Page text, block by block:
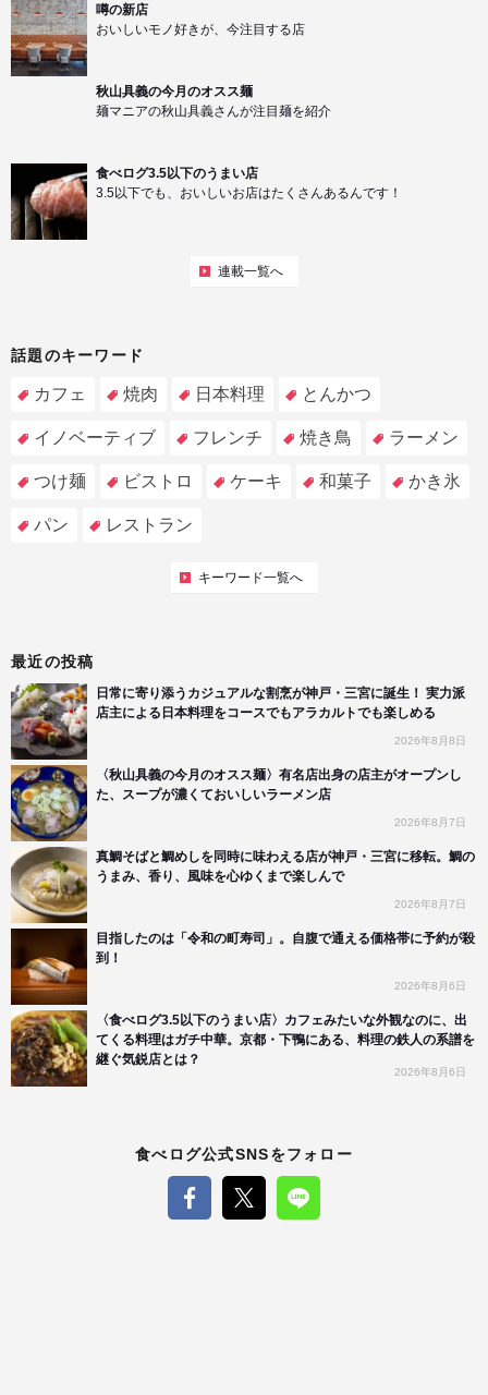
噂の新店
おいしいモノ好きが、今注目する店
秋山具義の今月のオスス麺
麺マニアの秋山具義さんが注目麺を紹介
食べログ3.5以下のうまい店
3.5以下でも、おいしいお店はたくさんあるんです！
連載一覧へ
話題のキーワード
カフェ 焼肉 日本料理 とんかつ
イノベーティブ フレンチ 焼き鳥 ラーメン
つけ麺 ビストロ ケーキ 和菓子 かき氷
パン レストラン
キーワード一覧へ
最近の投稿
日常に寄り添うカジュアルな割烹が神戸・三宮に誕生！ 実力派
店主による日本料理をコースでもアラカルトでも楽しめる
2026年8月8日
〈秋山具義の今月のオスス麺〉有名店出身の店主がオープンし
た、スープが濃くておいしいラーメン店
2026年8月7日
真鯛そばと鯛めしを同時に味わえる店が神戸・三宮に移転。鯛の
うまみ、香り、風味を心ゆくまで楽しんで
2026年8月7日
目指したのは「令和の町寿司」。自腹で通える価格帯に予約が殺
到！
2026年8月6日
〈食べログ3.5以下のうまい店〉カフェみたいな外観なのに、出
てくる料理はガチ中華。京都・下鴨にある、料理の鉄人の系譜を
継ぐ気鋭店とは？
2026年8月6日
食べログ公式SNSをフォロー